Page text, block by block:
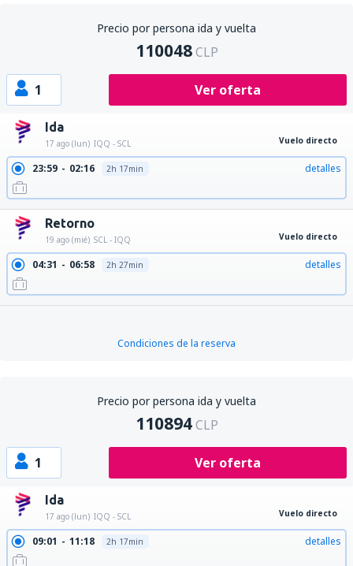
Precio por persona ida y vuelta
110048 CLP
1 Ver oferta
Ida
17 ago (lun) IQQ - SCL Vuelo directo
23:59 02:16 2h 17min detalles
Retorno
19 ago (mié) SCL - IQQ Vuelo directo
04:31 06:58 2h 27min detalles
Condiciones de la reserva
Precio por persona ida y vuelta
110894 CLP
1 Ver oferta
Ida
17 ago (lun) IQQ - SCL Vuelo directo
09:01 11:18 2h 17min detalles